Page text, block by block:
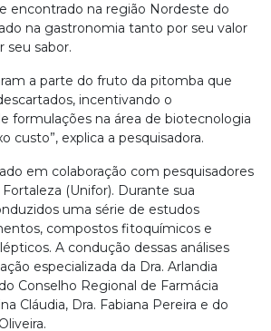
encontrado na região Nordeste do
na gastronomia tanto por seu valor
seu sabor.
a parte do fruto da pitomba que
incentivando o
formulações na área de biotecnologia
custo”, explica a pesquisadora.
em colaboração com pesquisadores
(Unifor). Durante sua
uma série de estudos
compostos fitoquímicos e
A condução dessas análises
especializada da Dra. Arlandia
Conselho Regional de Farmácia
Cláudia, Dra. Fabiana Pereira e do